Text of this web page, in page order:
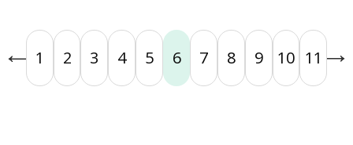
1 2 3 4 5 6 7 8 9 10 11
Я принимаю условия и ознакомлен(-на) с
Политикой обработки и защиты
обработку
моих персональных данных.